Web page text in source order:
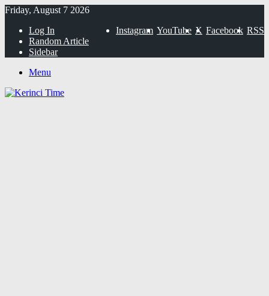
Friday, August 7 2026
RSS
Facebook
X
YouTube
Instagram
Log In
Random Article
Sidebar
Menu